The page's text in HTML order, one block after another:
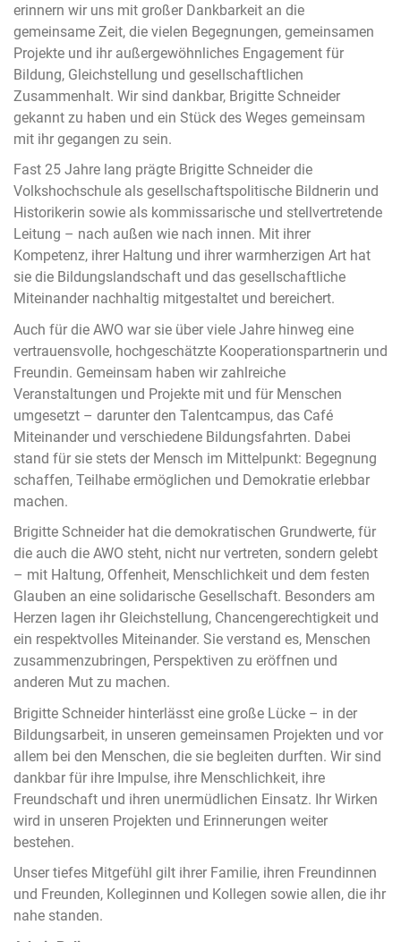
erinnern wir uns mit großer Dankbarkeit an die
gemeinsame Zeit, die vielen Begegnungen, gemeinsamen
Projekte und ihr außergewöhnliches Engagement für
Bildung, Gleichstellung und gesellschaftlichen
Zusammenhalt. Wir sind dankbar, Brigitte Schneider
gekannt zu haben und ein Stück des Weges gemeinsam
mit ihr gegangen zu sein.
Fast 25 Jahre lang prägte Brigitte Schneider die
Volkshochschule als gesellschaftspolitische Bildnerin und
Historikerin sowie als kommissarische und stellvertretende
Leitung – nach außen wie nach innen. Mit ihrer
Kompetenz, ihrer Haltung und ihrer warmherzigen Art hat
sie die Bildungslandschaft und das gesellschaftliche
Miteinander nachhaltig mitgestaltet und bereichert.
Auch für die AWO war sie über viele Jahre hinweg eine
vertrauensvolle, hochgeschätzte Kooperationspartnerin und
Freundin. Gemeinsam haben wir zahlreiche
Veranstaltungen und Projekte mit und für Menschen
umgesetzt – darunter den Talentcampus, das Café
Miteinander und verschiedene Bildungsfahrten. Dabei
stand für sie stets der Mensch im Mittelpunkt: Begegnung
schaffen, Teilhabe ermöglichen und Demokratie erlebbar
machen.
Brigitte Schneider hat die demokratischen Grundwerte, für
die auch die AWO steht, nicht nur vertreten, sondern gelebt
– mit Haltung, Offenheit, Menschlichkeit und dem festen
Glauben an eine solidarische Gesellschaft. Besonders am
Herzen lagen ihr Gleichstellung, Chancengerechtigkeit und
ein respektvolles Miteinander. Sie verstand es, Menschen
zusammenzubringen, Perspektiven zu eröffnen und
anderen Mut zu machen.
Brigitte Schneider hinterlässt eine große Lücke – in der
Bildungsarbeit, in unseren gemeinsamen Projekten und vor
allem bei den Menschen, die sie begleiten durften. Wir sind
dankbar für ihre Impulse, ihre Menschlichkeit, ihre
Freundschaft und ihren unermüdlichen Einsatz. Ihr Wirken
wird in unseren Projekten und Erinnerungen weiter
bestehen.
Unser tiefes Mitgefühl gilt ihrer Familie, ihren Freundinnen
und Freunden, Kolleginnen und Kollegen sowie allen, die ihr
nahe standen.